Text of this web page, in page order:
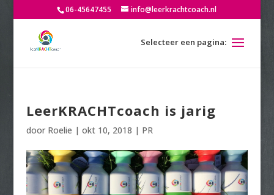
06-45647455 info@leerkrachtcoach.nl
LeerKRACHTcoach is jarig
door Roelie | okt 10, 2018 | PR